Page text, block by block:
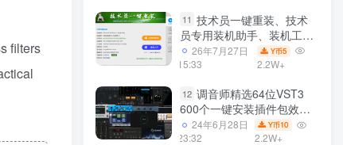
filters
11 技术员一键重装、技术
员专用装机助手、装机工
具、电脑系统装机软件丶一
键安装系统
26年7月27日
15:33
Y币5
2.2W+
12 调音师精选64位VST3
600个一键安装插件包效果
器集合10G WiN
24年6月28日
23:32
Y币10
2.2W+